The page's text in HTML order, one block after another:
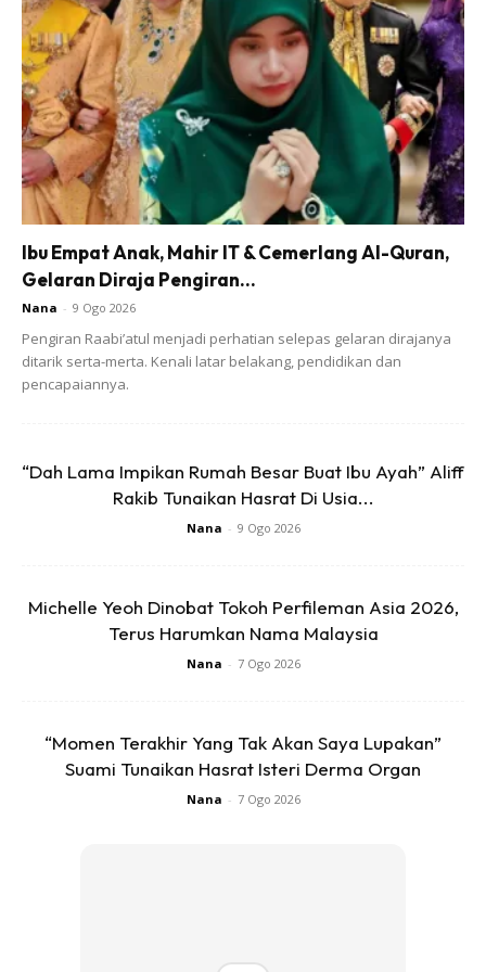
Ads
mendapatkan nutrisi yang banyak.
Ibu Empat Anak, Mahir IT & Cemerlang Al-Quran,
Gelaran Diraja Pengiran...
Nana - 9 Ogo 2026
Pengiran Raabi’atul menjadi perhatian selepas gelaran dirajanya
ditarik serta-merta. Kenali latar belakang, pendidikan dan
pencapaiannya.
“Dah Lama Impikan Rumah Besar Buat Ibu Ayah” Aliff
Rakib Tunaikan Hasrat Di Usia...
Nana - 9 Ogo 2026
Michelle Yeoh Dinobat Tokoh Perfileman Asia 2026,
Terus Harumkan Nama Malaysia
Nana - 7 Ogo 2026
“Momen Terakhir Yang Tak Akan Saya Lupakan”
Suami Tunaikan Hasrat Isteri Derma Organ
Nana - 7 Ogo 2026